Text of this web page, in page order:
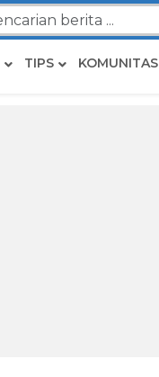
TIPS KOMUNITAS